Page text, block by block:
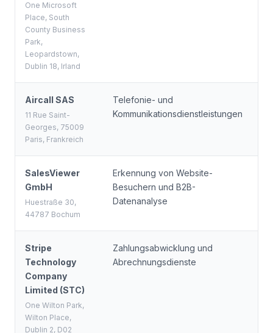
One Microsoft
Place, South
County Business
Park,
Leopardstown,
Dublin 18, Irland
Aircall SAS
11 Rue Saint-
Georges, 75009
Paris, Frankreich
Telefonie- und
Kommunikationsdienstleistungen
SalesViewer
GmbH
Huestraße 30,
44787 Bochum
Erkennung von Website-
Besuchern und B2B-
Datenanalyse
Stripe
Technology
Company
Limited (STC)
One Wilton Park,
Wilton Place,
Dublin 2, D02
Zahlungsabwicklung und
Abrechnungsdienste